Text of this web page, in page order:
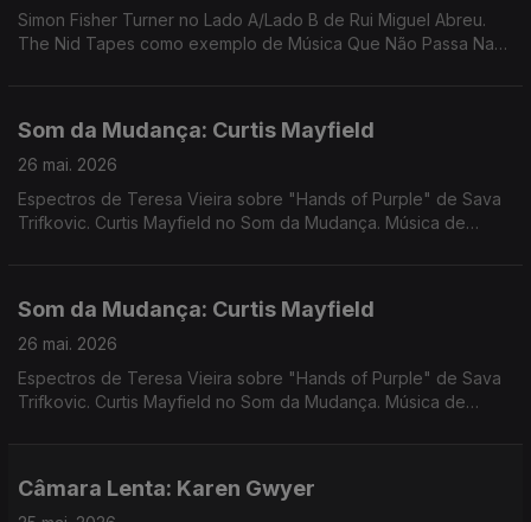
Simon Fisher Turner no Lado A/Lado B de Rui Miguel Abreu.
The Nid Tapes como exemplo de Música Que Não Passa Na
Som da Mudança: Curtis Mayfield
26 mai. 2026
Espectros de Teresa Vieira sobre "Hands of Purple" de Sava
Trifkovic. Curtis Mayfield no Som da Mudança. Música de
Som da Mudança: Curtis Mayfield
26 mai. 2026
Espectros de Teresa Vieira sobre "Hands of Purple" de Sava
Trifkovic. Curtis Mayfield no Som da Mudança. Música de
Câmara Lenta: Karen Gwyer